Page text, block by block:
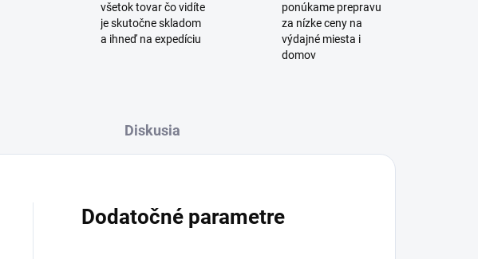
všetok tovar čo vidíte
je skutočne skladom
a ihneď na expedíciu
ponúkame prepravu
za nízke ceny na
výdajné miesta i
domov
Diskusia
Dodatočné parametre